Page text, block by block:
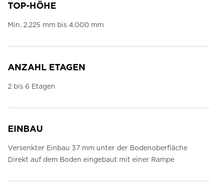
TOP-HÖHE
Min. 2.225 mm bis 4.000 mm
ANZAHL ETAGEN
2 bis 6 Etagen
EINBAU
Versenkter Einbau 37 mm unter der Bodenoberfläche
Direkt auf dem Boden eingebaut mit einer Rampe